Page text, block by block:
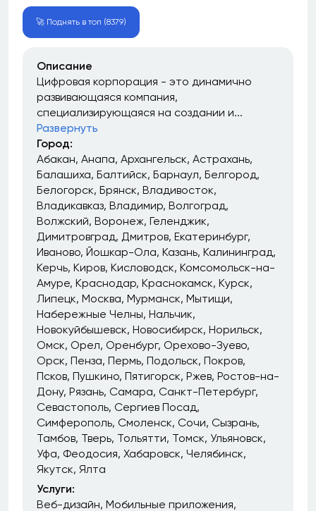
🚀 Поднять в топ (8379)
Описание
Цифровая корпорация - это динамично
развивающаяся компания,
специализирующаяся на создании и...
Развернуть
Город:
Абакан Анапа Архангельск Астрахань
Балашиха Балтийск Барнаул Белгород
Белогорск Брянск Владивосток
Владикавказ Владимир Волгоград
Волжский Воронеж Геленджик
Димитровград Дмитров Екатеринбург
Иваново Йошкар-Ола Казань Калининград
Керчь Киров Кисловодск Комсомольск-на-
Амуре Краснодар Краснокамск Курск
Липецк Москва Мурманск Мытищи
Набережные Челны Нальчик
Новокуйбышевск Новосибирск Норильск
Омск Орел Оренбург Орехово-Зуево
Орск Пенза Пермь Подольск Покров
Псков Пушкино Пятигорск Ржев Ростов-на-
Дону Рязань Самара Санкт-Петербург
Севастополь Сергиев Посад
Симферополь Смоленск Сочи Сызрань
Тамбов Тверь Тольятти Томск Ульяновск
Уфа Феодосия Хабаровск Челябинск
Якутск Ялта
Услуги:
Веб-дизайн Мобильные приложения